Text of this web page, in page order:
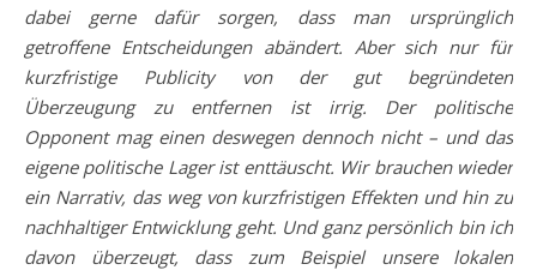
dabei gerne dafür sorgen, dass man ursprünglich
getroffene Entscheidungen abändert. Aber sich nur für
kurzfristige Publicity von der gut begründeten
Überzeugung zu entfernen ist irrig. Der politische
Opponent mag einen deswegen dennoch nicht – und das
eigene politische Lager ist enttäuscht. Wir brauchen wieder
ein Narrativ, das weg von kurzfristigen Effekten und hin zu
nachhaltiger Entwicklung geht. Und ganz persönlich bin ich
davon überzeugt, dass zum Beispiel unsere lokalen